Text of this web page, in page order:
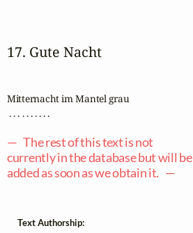
17. Gute Nacht
Mitternacht im Mantel grau
. . . . . . . . . .
— The rest of this text is not
currently in the database but will be
added as soon as we obtain it. —
Text Authorship: